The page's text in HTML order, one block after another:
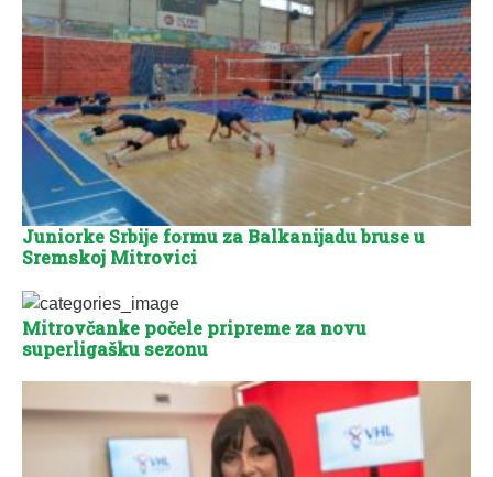
Juniorke Srbije formu za Balkanijadu bruse u
Sremskoj Mitrovici
Mitrovčanke počele pripreme za novu
superligašku sezonu